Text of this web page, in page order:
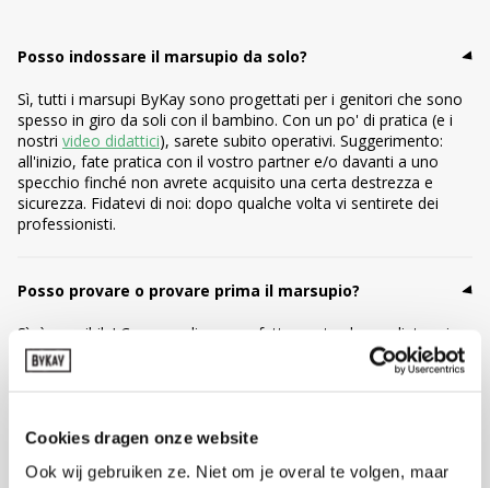
Cookies dragen onze website
Ook wij gebruiken ze. Niet om je overal te volgen, maar
Posso indossare il marsupio da solo?
Sì, tutti i marsupi ByKay sono progettati per i genitori che sono
spesso in giro da soli con il bambino. Con un po' di pratica (e i
nostri video didattici), sarete subito operativi. Suggerimento:
all'inizio, fate pratica con il vostro partner e/o davanti a uno
specchio finché non avrete acquisito una certa destrezza e
sicurezza. Fidatevi di noi: dopo qualche volta vi sentirete dei
professionisti.
Posso provare o provare prima il marsupio?
Sì, è possibile! Comprendiamo perfettamente che vogliate prima
provare un marsupio. Se il marsupio non è stato indossato, non
è stato lavato ed è in condizioni originali, è possibile restituirlo o
abbonamento al marsupio per 1, 3, 6 o 12 mesi: potrete
tranquillità. Non siete del tutto soddisfatti? Basta restituirlo o